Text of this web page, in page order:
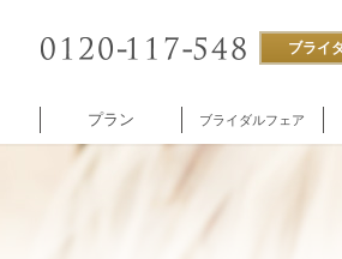
ブライ
施設内撮影貸し
プラン ブライダルフェア